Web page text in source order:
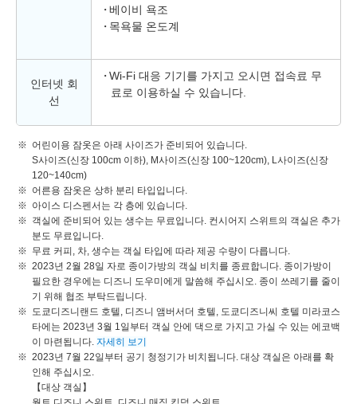
베이비 욕조
목욕물 온도계
인터넷 회
선
Wi-Fi 대응 기기를 가지고 오시면 접속료 무
료로 이용하실 수 있습니다.
어린이용 잠옷은 아래 사이즈가 준비되어 있습니다.
S사이즈(신장 100cm 이하), M사이즈(신장 100~120cm), L사이즈(신장
120~140cm)
어른용 잠옷은 상하 분리 타입입니다.
아이스 디스펜서는 각 층에 있습니다.
객실에 준비되어 있는 생수는 무료입니다. 컨시어지 스위트의 객실은 추가
분도 무료입니다.
무료 커피, 차, 생수는 객실 타입에 따라 제공 수량이 다릅니다.
2023년 2월 28일 자로 종이가방의 객실 비치를 종료합니다. 종이가방이
필요한 경우에는 디즈니 도우미에게 말씀해 주십시오. 종이 쓰레기를 줄이
기 위해 협조 부탁드립니다.
도쿄디즈니랜드 호텔, 디즈니 앰버서더 호텔, 도쿄디즈니씨 호텔 미라코스
타에는 2023년 3월 1일부터 객실 안에 댁으로 가지고 가실 수 있는 에코백
이 마련됩니다. 자세히 보기
2023년 7월 22일부터 공기 청정기가 비치됩니다. 대상 객실은 아래를 확
인해 주십시오.
【대상 객실】